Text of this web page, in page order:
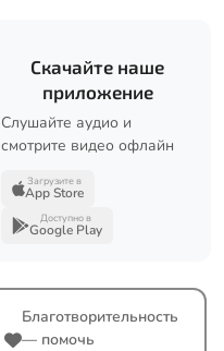
Скачайте наше
приложение
Слушайте аудио и
смотрите видео офлайн
Загрузите в
App Store
Доступно в
Google Play
Благотворительность
— помочь